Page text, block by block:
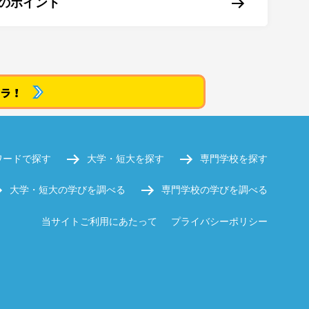
ポイント
ードで探す 大学・短大を探す 専門学校を探す
大学・短大の学びを調べる 専門学校の学びを調べる
当サイトご利用にあたって プライバシーポリシー